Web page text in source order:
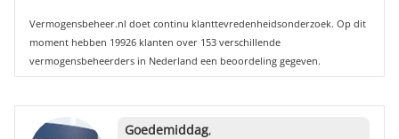
Vermogensbeheer.nl doet continu klanttevredenheidsonderzoek. Op dit
moment hebben 19926 klanten over 153 verschillende
vermogensbeheerders in Nederland een beoordeling gegeven.
Goedemiddag,